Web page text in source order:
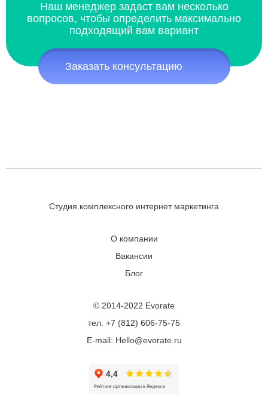
Наш менеджер задаст вам несколько
вопросов, чтобы определить максимально
подходящий вам вариант
Заказать консультацию
Студия комплексного интернет маркетинга
О компании
Вакансии
Блог
© 2014-2022 Evorate
тел. +7 (812) 606-75-75
E-mail: Hello@evorate.ru